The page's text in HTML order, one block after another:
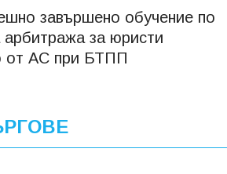
завършено обучение по
арбитража за юристи
от АС при БТПП